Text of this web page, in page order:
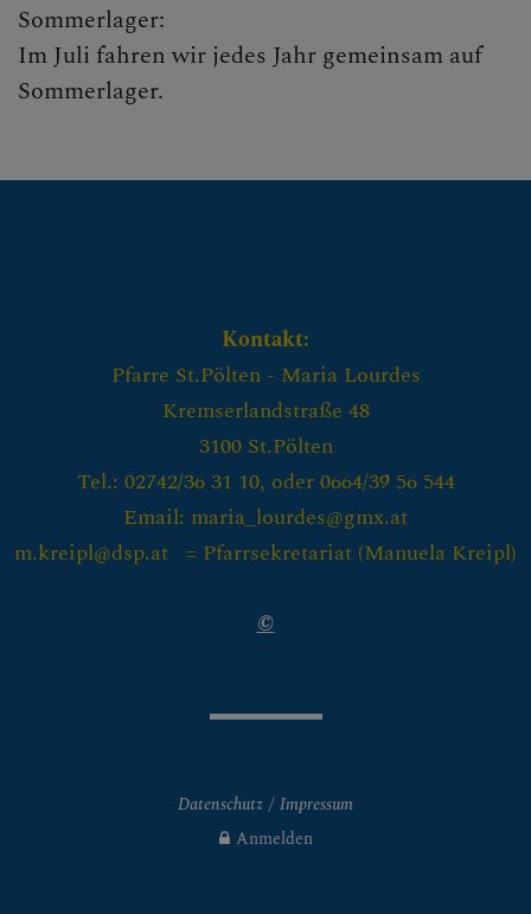
Einladungen unserer Pfarre
Erstkommunion
Krankenkommunion
Firmung
Ehe
Haus- und Wohnungssegnung
Wiederaufnahme in die Kirche
Sommerlager:
Im Juli fahren wir jedes Jahr gemeinsam auf
Sommerlager.
Kontakt:
Pfarre St.Pölten - Maria Lourdes
Kremserlandstraße 48
3100 St.Pölten
Tel.: 02742/36 31 10, oder 0664/39 56 544
Email: maria_lourdes@gmx.at
m.kreipl@dsp.at = Pfarrsekretariat (Manuela Kreipl)
©
Datenschutz
Impressum
Anmelden